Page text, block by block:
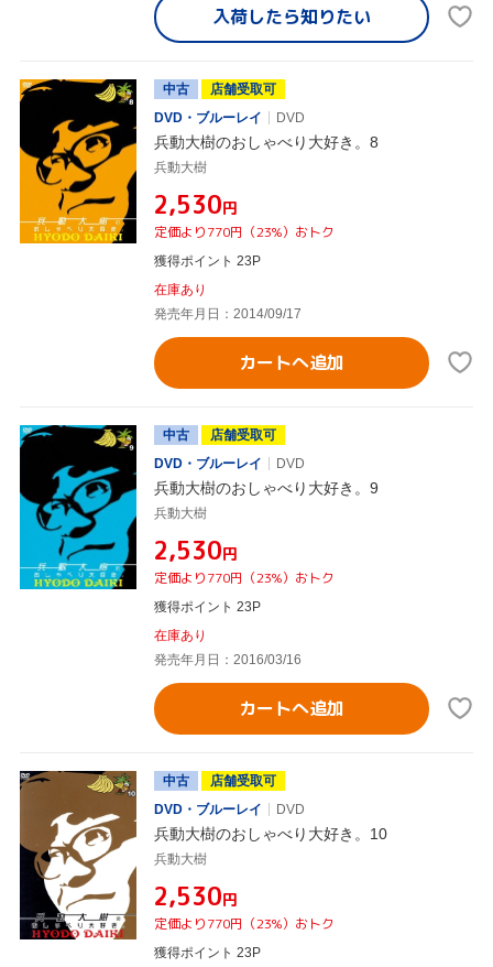
入荷したら知りたい
中古
店舗受取可
DVD・ブルーレイ
DVD
兵動大樹のおしゃべり大好き。8
兵動大樹
¥2,530円
定価より770円（23%）おトク
獲得ポイント 23P
在庫あり
発売年月日：2014/09/17
カートへ追加
中古
店舗受取可
DVD・ブルーレイ
DVD
兵動大樹のおしゃべり大好き。9
兵動大樹
¥2,530円
定価より770円（23%）おトク
獲得ポイント 23P
在庫あり
発売年月日：2016/03/16
カートへ追加
中古
店舗受取可
DVD・ブルーレイ
DVD
兵動大樹のおしゃべり大好き。10
兵動大樹
¥2,530円
定価より770円（23%）おトク
獲得ポイント 23P